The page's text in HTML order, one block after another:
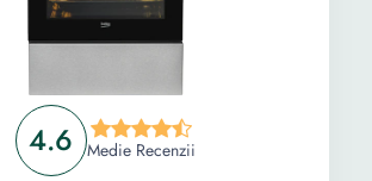
4.6 Medie Recenzii